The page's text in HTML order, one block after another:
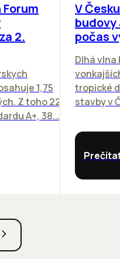
2.
1,75
Z toho 22
A+, 38...
V
počas
Dlhá
tropické
stavby v